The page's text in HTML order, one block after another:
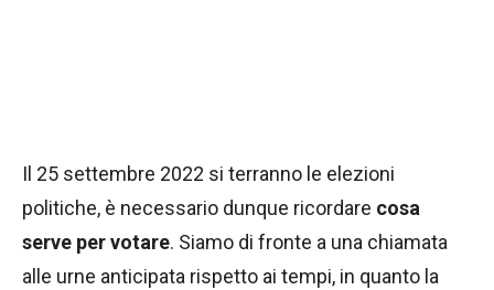
Il 25 settembre 2022 si terranno le elezioni
politiche, è necessario dunque ricordare cosa
serve per votare. Siamo di fronte a una chiamata
alle urne anticipata rispetto ai tempi, in quanto la